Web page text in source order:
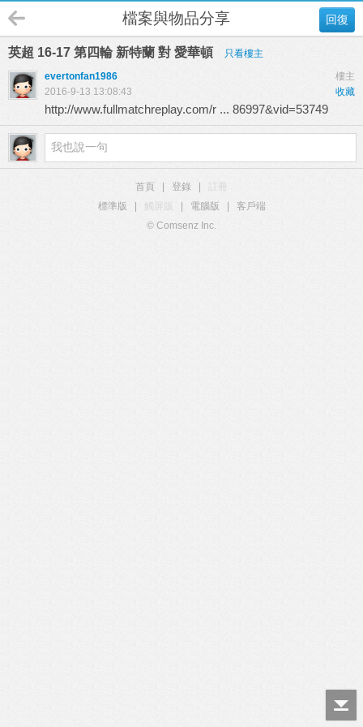
回復
檔案與物品分享
英超 16-17 第四輪 新特蘭 對 愛華頓
只看樓主
樓主
evertonfan1986
收藏
2016-9-13 13:08:43
http://www.fullmatchreplay.com/r ... 86997&vid=53749
首頁 登錄
標準版
觸屏版 電腦版
客戶端
© Comsenz Inc.